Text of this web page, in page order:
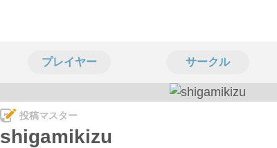
プレイヤー サークル
投稿マスター
shigamikizu